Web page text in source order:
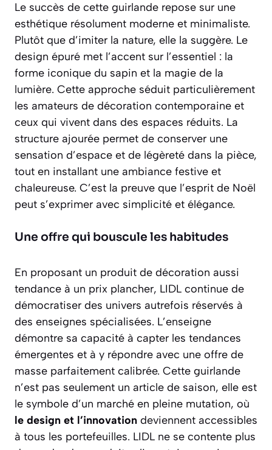
Le succès de cette guirlande repose sur une
esthétique résolument moderne et minimaliste.
Plutôt que d’imiter la nature, elle la suggère. Le
design épuré met l’accent sur l’essentiel : la
forme iconique du sapin et la magie de la
lumière. Cette approche séduit particulièrement
les amateurs de décoration contemporaine et
ceux qui vivent dans des espaces réduits. La
structure ajourée permet de conserver une
sensation d’espace et de légèreté dans la pièce,
tout en installant une ambiance festive et
chaleureuse. C’est la preuve que l’esprit de Noël
peut s’exprimer avec simplicité et élégance.
Une offre qui bouscule les habitudes
En proposant un produit de décoration aussi
tendance à un prix plancher, LIDL continue de
démocratiser des univers autrefois réservés à
des enseignes spécialisées. L’enseigne
démontre sa capacité à capter les tendances
émergentes et à y répondre avec une offre de
masse parfaitement calibrée. Cette guirlande
n’est pas seulement un article de saison, elle est
le symbole d’un marché en pleine mutation, où
le design et l’innovation deviennent accessibles
à tous les portefeuilles. LIDL ne se contente plus